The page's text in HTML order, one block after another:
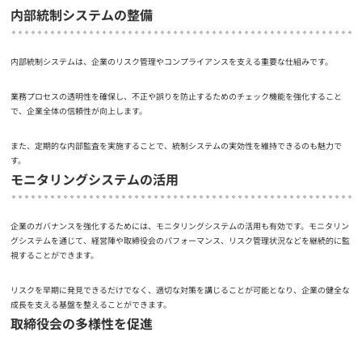
内部統制システムの整備
内部統制システムは、企業のリスク管理やコンプライアンスを支える重要な仕組みです。
業務プロセスの透明性を確保し、不正や誤りを防止するためのチェック機能を強化すること
で、企業全体の信頼性が向上します。
また、定期的な内部監査を実施することで、統制システムの実効性を維持できるのも魅力で
す。
モニタリングシステムの活用
企業のガバナンスを強化するためには、モニタリングシステムの活用も有効です。モニタリン
グシステムを通じて、経営陣や取締役会のパフォーマンス、リスク管理状況などを継続的に監
視することができます。
リスクを早期に発見できるだけでなく、適切な対策を講じることが可能となり、企業の健全な
成長を支える基盤を整えることができます。
取締役会の多様性を促進